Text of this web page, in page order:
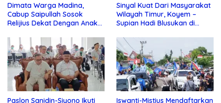
Dimata Warga Madina,
Cabup Saipullah Sosok
Relijius Dekat Dengan Anak
Sinyal Kuat Dari Masyarakat
Wilayah Timur, Koyem –
Supian Hadi Blusukan di
Paslon Sanidin-Siyono Ikuti
Iswanti-Mistius Mendaftarkan